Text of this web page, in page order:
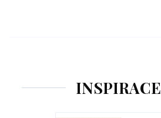
INSPIRACE